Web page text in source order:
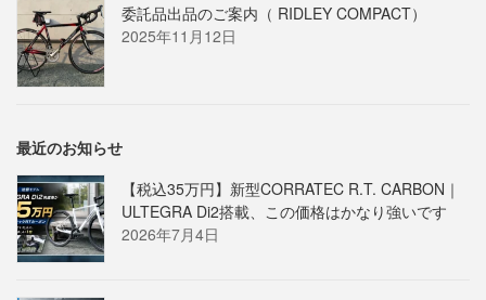
委託品出品のご案内（ RIDLEY COMPACT）
2025年11月12日
最近のお知らせ
【税込35万円】新型CORRATEC R.T. CARBON｜
ULTEGRA Di2搭載、この価格はかなり強いです
2026年7月4日